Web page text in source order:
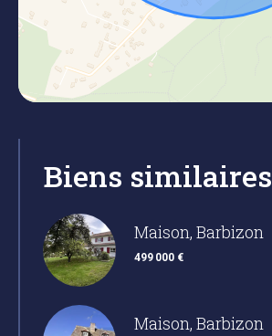
Biens similaires
Maison, Barbizon
499 000 €
Maison, Barbizon